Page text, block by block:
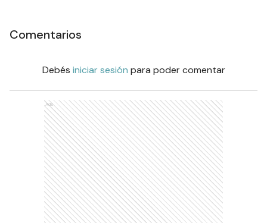
Comentarios
Debés iniciar sesión para poder comentar
Ads